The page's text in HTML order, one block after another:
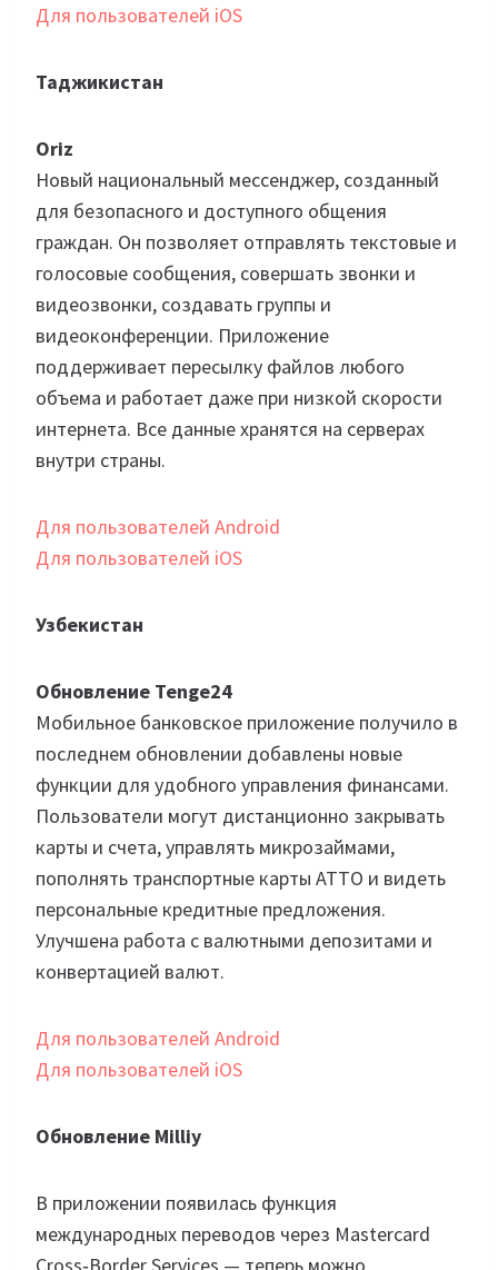
Для пользователей iOS
Таджикистан
Oriz
Новый национальный мессенджер, созданный
для безопасного и доступного общения
граждан. Он позволяет отправлять текстовые и
голосовые сообщения, совершать звонки и
видеозвонки, создавать группы и
видеоконференции. Приложение
поддерживает пересылку файлов любого
объема и работает даже при низкой скорости
интернета. Все данные хранятся на серверах
внутри страны.
Для пользователей Android
Для пользователей iOS
Узбекистан
Обновление Tenge24
Мобильное банковское приложение получило в
последнем обновлении добавлены новые
функции для удобного управления финансами.
Пользователи могут дистанционно закрывать
карты и счета, управлять микрозаймами,
пополнять транспортные карты ATTO и видеть
персональные кредитные предложения.
Улучшена работа с валютными депозитами и
конвертацией валют.
Для пользователей Android
Для пользователей iOS
Обновление Milliy
В приложении появилась функция
международных переводов через Mastercard
Cross‑Border Services — теперь можно